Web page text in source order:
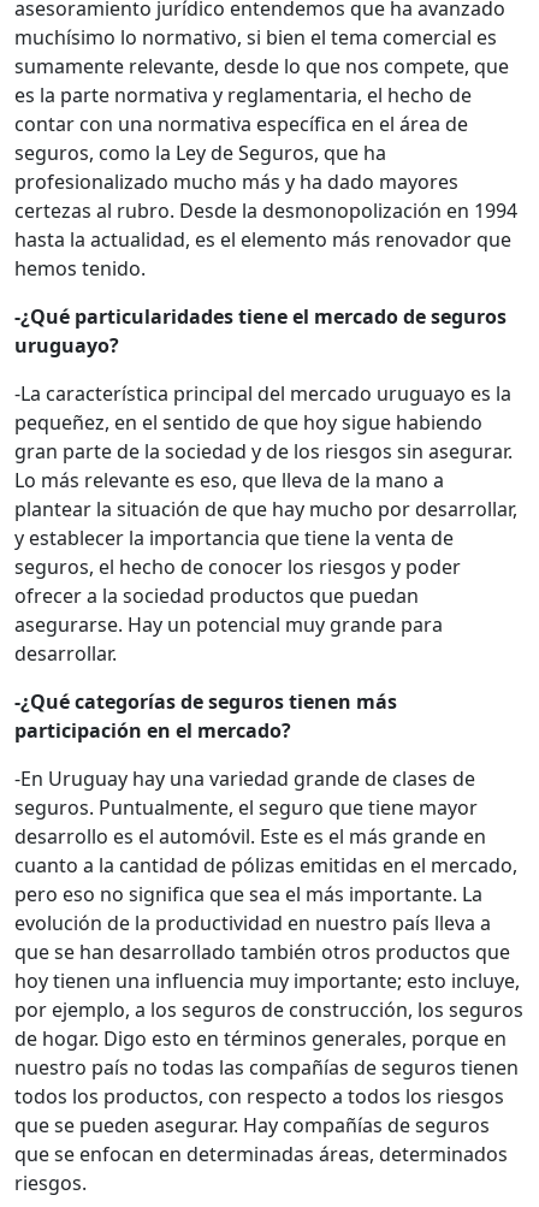
asesoramiento jurídico entendemos que ha avanzado
muchísimo lo normativo, si bien el tema comercial es
sumamente relevante, desde lo que nos compete, que
es la parte normativa y reglamentaria, el hecho de
contar con una normativa específica en el área de
seguros, como la Ley de Seguros, que ha
profesionalizado mucho más y ha dado mayores
certezas al rubro. Desde la desmonopolización en 1994
hasta la actualidad, es el elemento más renovador que
hemos tenido.
-¿Qué particularidades tiene el mercado de seguros
uruguayo?
-La característica principal del mercado uruguayo es la
pequeñez, en el sentido de que hoy sigue habiendo
gran parte de la sociedad y de los riesgos sin asegurar.
Lo más relevante es eso, que lleva de la mano a
plantear la situación de que hay mucho por desarrollar,
y establecer la importancia que tiene la venta de
seguros, el hecho de conocer los riesgos y poder
ofrecer a la sociedad productos que puedan
asegurarse. Hay un potencial muy grande para
desarrollar.
-¿Qué categorías de seguros tienen más
participación en el mercado?
-En Uruguay hay una variedad grande de clases de
seguros. Puntualmente, el seguro que tiene mayor
desarrollo es el automóvil. Este es el más grande en
cuanto a la cantidad de pólizas emitidas en el mercado,
pero eso no significa que sea el más importante. La
evolución de la productividad en nuestro país lleva a
que se han desarrollado también otros productos que
hoy tienen una influencia muy importante; esto incluye,
por ejemplo, a los seguros de construcción, los seguros
de hogar. Digo esto en términos generales, porque en
nuestro país no todas las compañías de seguros tienen
todos los productos, con respecto a todos los riesgos
que se pueden asegurar. Hay compañías de seguros
que se enfocan en determinadas áreas, determinados
riesgos.